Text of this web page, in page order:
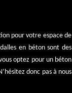
pour votre espace de
en béton sont des
optez pour un béton
donc pas à nous